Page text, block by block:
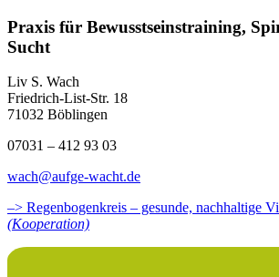
Praxis für Bewusstseinstraining,
Sucht
Liv S. Wach
Friedrich-List-Str. 18
71032 Böblingen
07031 – 412 93 03
wach@aufge-wacht.de
–> Regenbogenkreis – gesunde, nachhaltige
(Kooperation)